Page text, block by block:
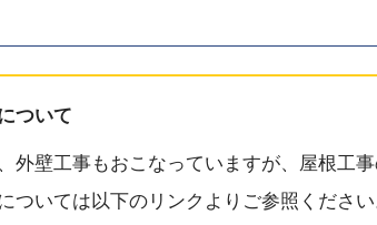
ついて
外壁工事もおこなっていますが、屋根工事
ついては以下のリンクよりご参照ください